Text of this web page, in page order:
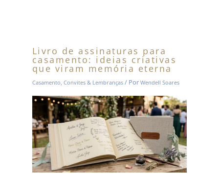
Livro de assinaturas para
casamento: ideias criativas
que viram memória eterna
Casamento, Convites & Lembranças/ Por Wendell Soares